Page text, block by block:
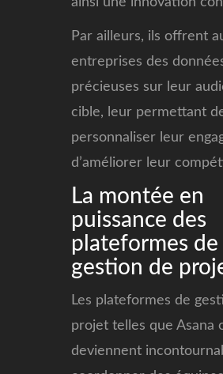
Par ailleurs, ils offrent
entreprises des
précieuses sur leur
cible, leur permettant
personnaliser leur
d’améliorer leur
La montée en
puissance des
plateformes de
gestion de
Les plateformes de
projet telles que Asana
deviennent